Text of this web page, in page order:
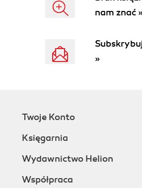
nam znać
»
Twoje Konto
Księgarnia
Wydawnictwo Helion
Współpraca